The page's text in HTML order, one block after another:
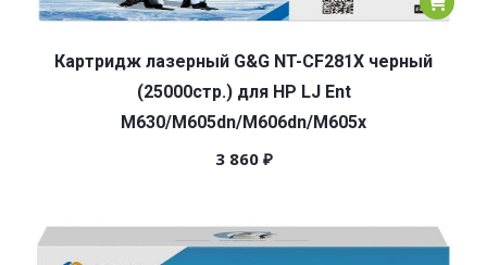
Картридж лазерный G&G NT-CF281X черный
(25000стр.) для HP LJ Ent
M630/M605dn/M606dn/M605x
3 860 ₽